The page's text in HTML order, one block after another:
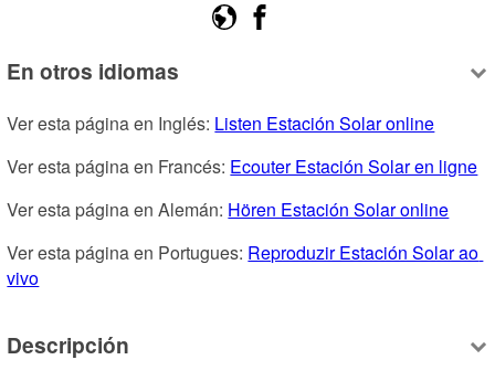
En otros idiomas
Ver esta página en Inglés: Listen Estación Solar online
Ver esta página en Francés: Ecouter Estación Solar en ligne
Ver esta página en Alemán: Hören Estación Solar online
Ver esta página en Portugues: Reproduzir Estación Solar ao
vivo
Descripción